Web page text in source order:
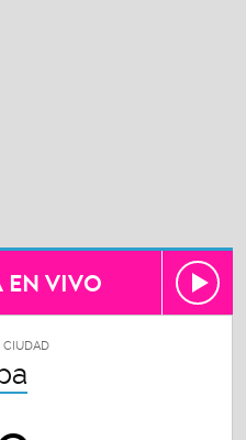
EN VIVO
CIUDAD